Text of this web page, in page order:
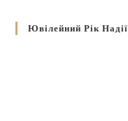
Ювілейний Рік Надії